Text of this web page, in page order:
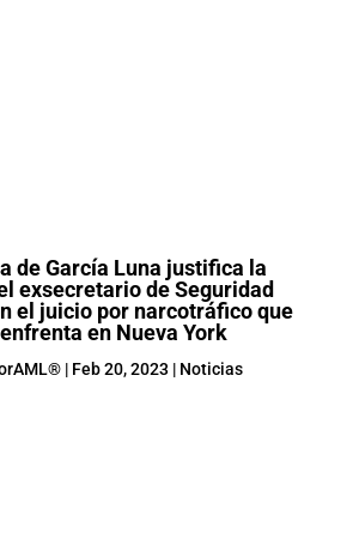
de García Luna justifica la
exsecretario de Seguridad
el juicio por narcotráfico que
en Nueva York
| Feb 20, 2023 | Noticias